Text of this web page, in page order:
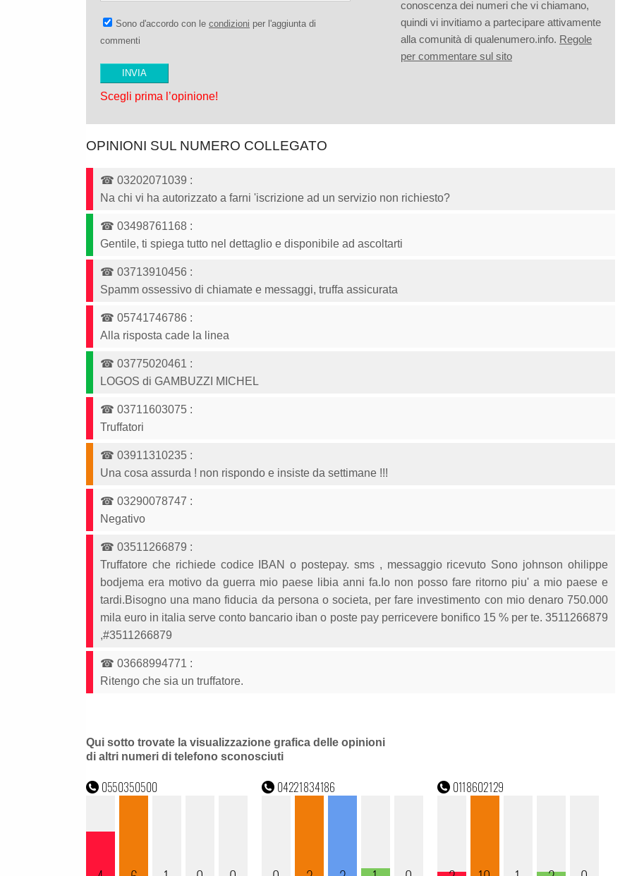
Sono d'accordo con le condizioni per l'aggiunta di
commenti
Scegli prima l’opinione!
conoscenza dei numeri che vi chiamano,
quindi vi invitiamo a partecipare attivamente
alla comunità di qualenumero.info. Regole
per commentare sul sito
OPINIONI SUL NUMERO COLLEGATO
☎ 03202071039 :
Na chi vi ha autorizzato a farni 'iscrizione ad un servizio non richiesto?
☎ 03498761168 :
Gentile, ti spiega tutto nel dettaglio e disponibile ad ascoltarti
☎ 03713910456 :
Spamm ossessivo di chiamate e messaggi, truffa assicurata
☎ 05741746786 :
Alla risposta cade la linea
☎ 03775020461 :
LOGOS di GAMBUZZI MICHEL
☎ 03711603075 :
Truffatori
☎ 03911310235 :
Una cosa assurda ! non rispondo e insiste da settimane !!!
☎ 03290078747 :
Negativo
☎ 03511266879 :
Truffatore che richiede codice IBAN o postepay. sms , messaggio ricevuto Sono johnson ohilippe
bodjema era motivo da guerra mio paese libia anni fa.Io non posso fare ritorno piu' a mio paese e
tardi.Bisogno una mano fiducia da persona o societa, per fare investimento con mio denaro 750.000
mila euro in italia serve conto bancario iban o poste pay perricevere bonifico 15 % per te. 3511266879
,#3511266879
☎ 03668994771 :
Ritengo che sia un truffatore.
Qui sotto trovate la visualizzazione grafica delle opinioni
di altri numeri di telefono sconosciuti